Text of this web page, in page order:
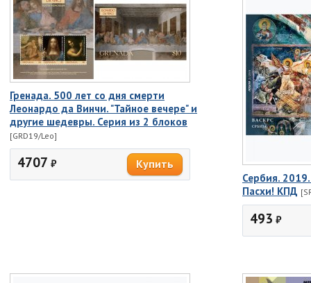
Гренада. 500 лет со дня смерти
Леонардо да Винчи. "Тайное вечере" и
другие шедевры. Серия из 2 блоков
[GRD19/Leo]
4707 ₽
Сербия.
Пасхи! КПД
493 ₽